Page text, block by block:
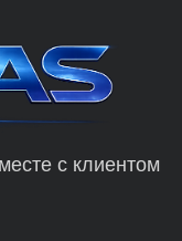
с клиентом